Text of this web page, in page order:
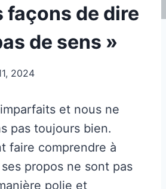
façons de dire
de sens »
2024
et nous ne
pas toujours bien.
faire comprendre à
propos ne sont pas
polie et